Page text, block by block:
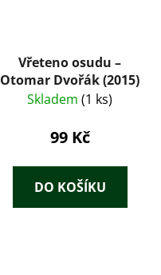
Vřeteno osudu –
Otomar Dvořák (2015)
Skladem (1 ks)
99 Kč
DO KOŠÍKU